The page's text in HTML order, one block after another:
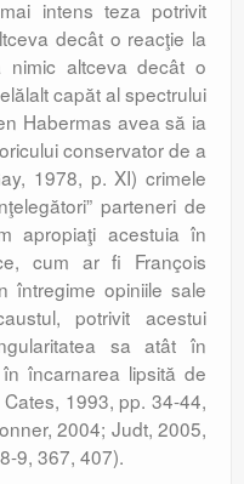
intens teza potrivit
decât o reacţie la
nimic altceva decât o
capăt al spectrului
Habermas avea să ia
conservator de a
1978, p. XI) crimele
parteneri de
apropiaţi acestuia în
cum ar fi François
întregime opiniile sale
potrivit acestui
sa atât în
încarnarea lipsită de
1993, pp. 34-44,
2004; Judt, 2005,
9, 367, 407).